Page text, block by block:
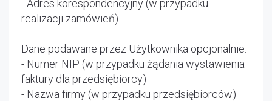
- Adres korespondencyjny (w przypadku
realizacji zamówień)
Dane podawane przez Użytkownika opcjonalnie:
- Numer NIP (w przypadku żądania wystawienia
faktury dla przedsiębiorcy)
- Nazwa firmy (w przypadku przedsiębiorców)